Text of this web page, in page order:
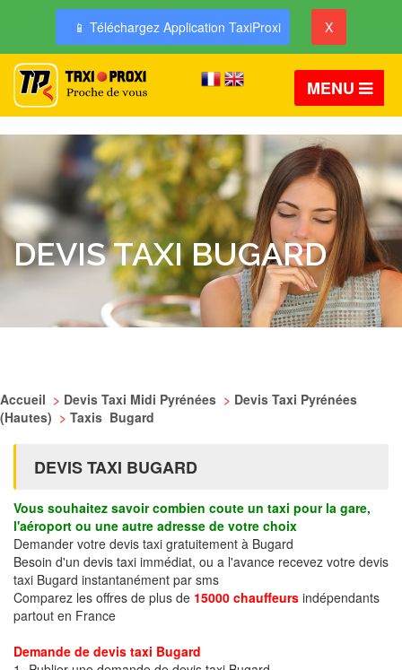
📱 Téléchargez Application TaxiProxi X
MENU
DEVIS TAXI BUGARD
Accueil > Devis Taxi Midi Pyrénées > Devis Taxi Pyrénées
(Hautes) > Taxis Bugard
DEVIS TAXI BUGARD
Vous souhaitez savoir combien coute un taxi pour la gare,
l'aéroport ou une autre adresse de votre choix
Demander votre devis taxi gratuitement à Bugard
Besoin d'un devis taxi immédiat, ou a l'avance recevez votre devis
taxi Bugard instantanément par sms
Comparez les offres de plus de 15000 chauffeurs indépendants
partout en France
Demande de devis taxi Bugard